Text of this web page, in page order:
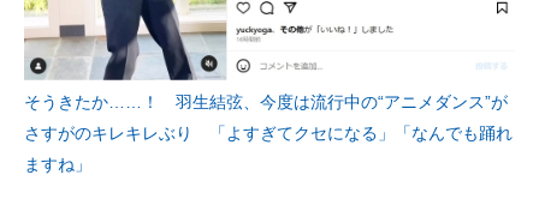
そうきたか……！ 羽生結弦、今度は流行中の“アニメダンス”が
さすがのキレキレぶり 「よすぎてクセになる」「なんでも踊れ
ますね」